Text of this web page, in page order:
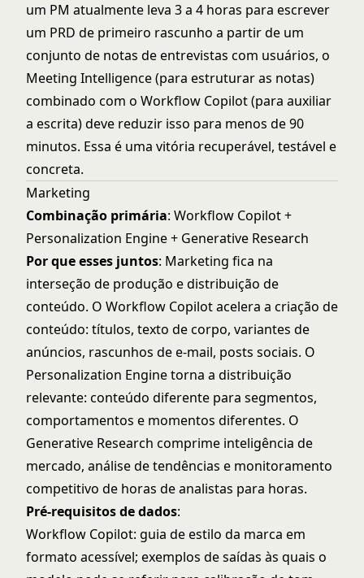
um PM atualmente leva 3 a 4 horas para escrever
um PRD de primeiro rascunho a partir de um
conjunto de notas de entrevistas com usuários, o
Meeting Intelligence (para estruturar as notas)
combinado com o Workflow Copilot (para auxiliar
a escrita) deve reduzir isso para menos de 90
minutos. Essa é uma vitória recuperável, testável e
concreta.
Marketing
Combinação primária: Workflow Copilot +
Personalization Engine + Generative Research
Por que esses juntos: Marketing fica na
interseção de produção e distribuição de
conteúdo. O Workflow Copilot acelera a criação de
conteúdo: títulos, texto de corpo, variantes de
anúncios, rascunhos de e-mail, posts sociais. O
Personalization Engine torna a distribuição
relevante: conteúdo diferente para segmentos,
comportamentos e momentos diferentes. O
Generative Research comprime inteligência de
mercado, análise de tendências e monitoramento
competitivo de horas de analistas para horas.
Pré-requisitos de dados:
Workflow Copilot: guia de estilo da marca em
formato acessível; exemplos de saídas às quais o